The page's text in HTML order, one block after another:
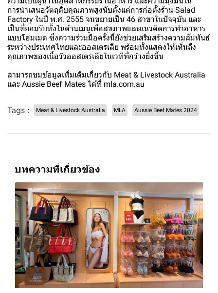
การนำเสนอวัตถุดิบคุณภาพสูงนับตั้งแต่การก่อตั้งร้าน Salad
Factory ในปี พ.ศ. 2555 จนขยายเป็น 46 สาขาในปัจจุบัน และ
เป็นที่ยอมรับทั้งในด้านเมนูเพื่อสุขภาพและแนวคิดการทำอาหาร
แบบโฮมเมด ซึ่งความร่วมมือครั้งนี้ยังช่วยเสริมสร้างความสัมพันธ์
ระหว่างประเทศไทยและออสเตรเลีย พร้อมทั้งแสดงให้เห็นถึง
คุณภาพของเนื้อวัวออสเตรเลียในเวทีที่กว้างยิ่งขึ้น
สามารถชมข้อมูลเพิ่มเติมเกี่ยวกับ Meat & Livestock Australia
และ Aussie Beef Mates ได้ที่ mla.com.au
Tags : Meat & Livestock Australia MLA Aussie Beef Mates 2024
บทความที่เกี่ยวข้อง